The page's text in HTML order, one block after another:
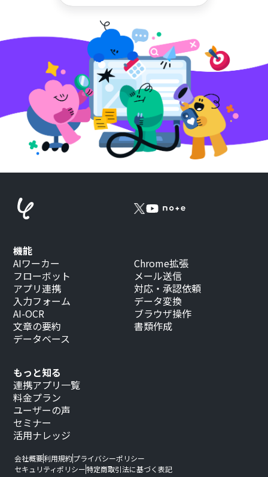
もっと知る
連携アプリ一覧
料金プラン
ユーザーの声
セミナー
活用ナレッジ
機能
AIワーカー
フローボット
アプリ連携
入力フォーム
AI-OCR
文章の要約
データベース
Chrome拡張
メール送信
対応・承認依頼
データ変換
ブラウザ操作
書類作成
会社概要利用規約プライバシーポリシー
セキュリティポリシー特定商取引法に基づく表記